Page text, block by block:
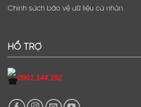
Chính sách bảo vệ dữ liệu cá nhân
HỔ TRỢ
0901.144.192